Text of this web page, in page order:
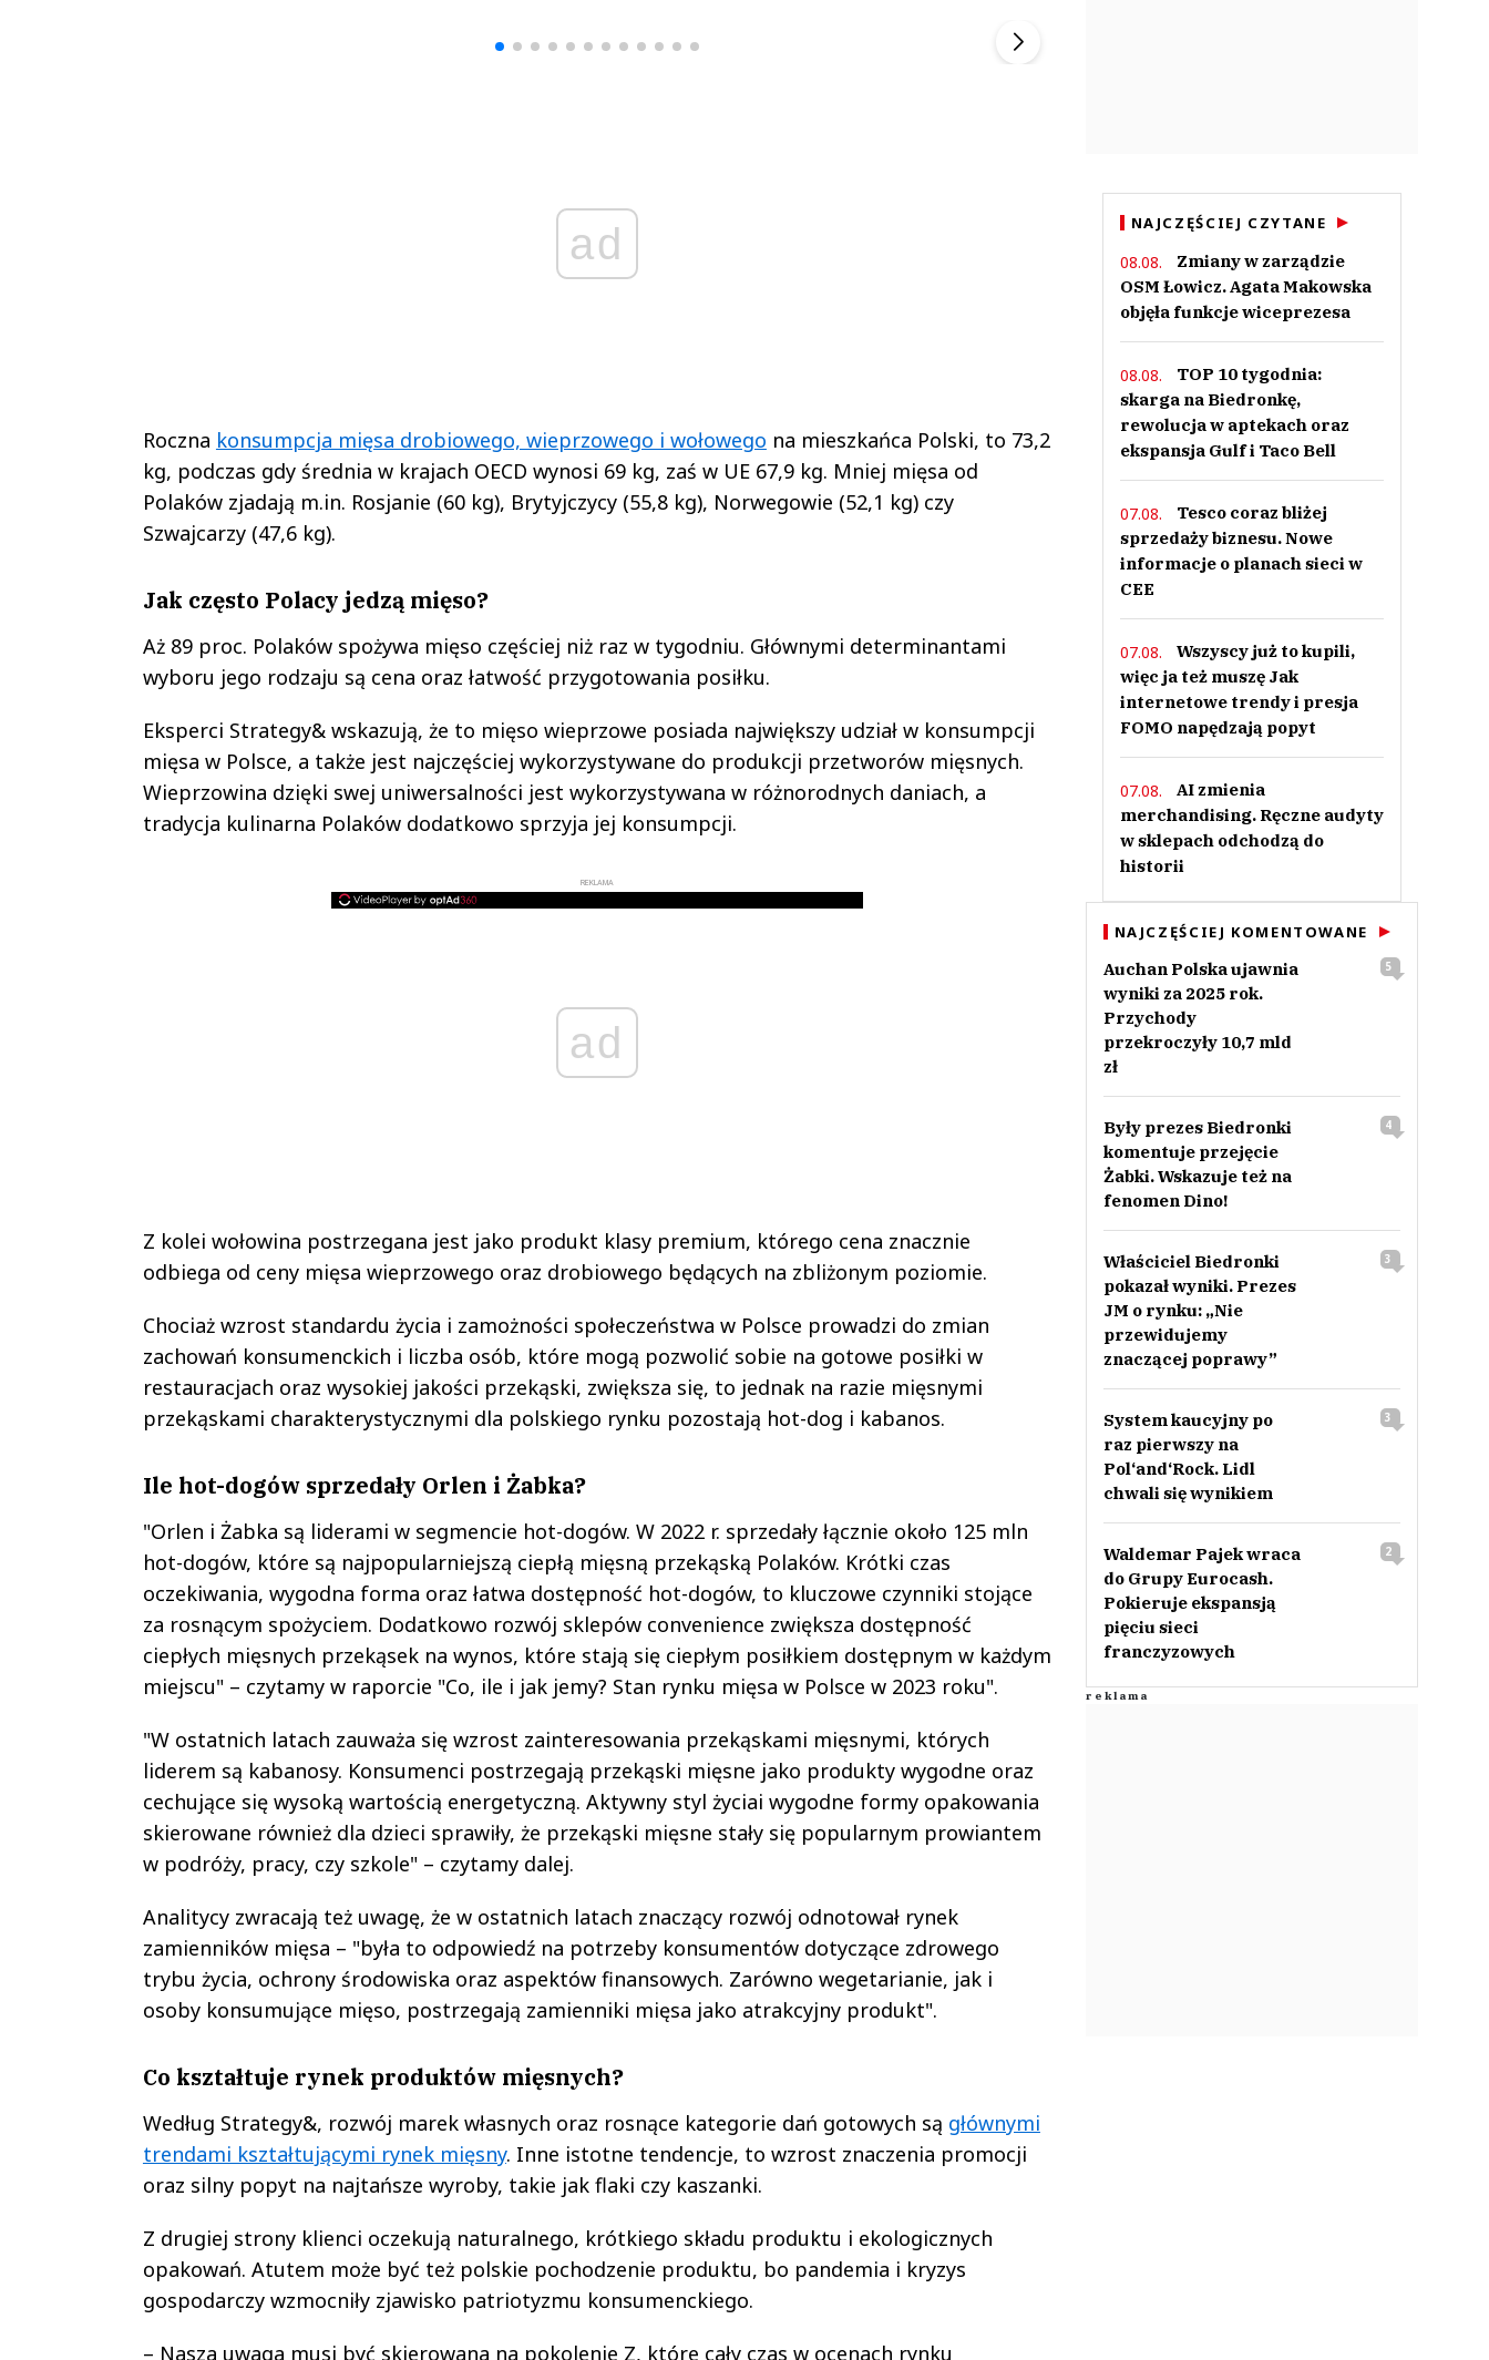
ad
Roczna konsumpcja mięsa drobiowego, wieprzowego i wołowego na mieszkańca Polski, to 73,2
kg, podczas gdy średnia w krajach OECD wynosi 69 kg, zaś w UE 67,9 kg. Mniej mięsa od
Polaków zjadają m.in. Rosjanie (60 kg), Brytyjczycy (55,8 kg), Norwegowie (52,1 kg) czy
Szwajcarzy (47,6 kg).
Jak często Polacy jedzą mięso?
Aż 89 proc. Polaków spożywa mięso częściej niż raz w tygodniu. Głównymi determinantami
wyboru jego rodzaju są cena oraz łatwość przygotowania posiłku.
Eksperci Strategy& wskazują, że to mięso wieprzowe posiada największy udział w konsumpcji
mięsa w Polsce, a także jest najczęściej wykorzystywane do produkcji przetworów mięsnych.
Wieprzowina dzięki swej uniwersalności jest wykorzystywana w różnorodnych daniach, a
tradycja kulinarna Polaków dodatkowo sprzyja jej konsumpcji.
REKLAMA
ad
Z kolei wołowina postrzegana jest jako produkt klasy premium, którego cena znacznie
odbiega od ceny mięsa wieprzowego oraz drobiowego będących na zbliżonym poziomie.
Chociaż wzrost standardu życia i zamożności społeczeństwa w Polsce prowadzi do zmian
zachowań konsumenckich i liczba osób, które mogą pozwolić sobie na gotowe posiłki w
restauracjach oraz wysokiej jakości przekąski, zwiększa się, to jednak na razie mięsnymi
przekąskami charakterystycznymi dla polskiego rynku pozostają hot-dog i kabanos.
Ile hot-dogów sprzedały Orlen i Żabka?
"Orlen i Żabka są liderami w segmencie hot-dogów. W 2022 r. sprzedały łącznie około 125 mln
hot-dogów, które są najpopularniejszą ciepłą mięsną przekąską Polaków. Krótki czas
oczekiwania, wygodna forma oraz łatwa dostępność hot-dogów, to kluczowe czynniki stojące
za rosnącym spożyciem. Dodatkowo rozwój sklepów convenience zwiększa dostępność
ciepłych mięsnych przekąsek na wynos, które stają się ciepłym posiłkiem dostępnym w każdym
miejscu" – czytamy w raporcie "Co, ile i jak jemy? Stan rynku mięsa w Polsce w 2023 roku".
"W ostatnich latach zauważa się wzrost zainteresowania przekąskami mięsnymi, których
liderem są kabanosy. Konsumenci postrzegają przekąski mięsne jako produkty wygodne oraz
cechujące się wysoką wartością energetyczną. Aktywny styl życiai wygodne formy opakowania
skierowane również dla dzieci sprawiły, że przekąski mięsne stały się popularnym prowiantem
w podróży, pracy, czy szkole" – czytamy dalej.
Analitycy zwracają też uwagę, że w ostatnich latach znaczący rozwój odnotował rynek
zamienników mięsa – "była to odpowiedź na potrzeby konsumentów dotyczące zdrowego
trybu życia, ochrony środowiska oraz aspektów finansowych. Zarówno wegetarianie, jak i
osoby konsumujące mięso, postrzegają zamienniki mięsa jako atrakcyjny produkt".
Co kształtuje rynek produktów mięsnych?
Według Strategy&, rozwój marek własnych oraz rosnące kategorie dań gotowych są głównymi
trendami kształtującymi rynek mięsny. Inne istotne tendencje, to wzrost znaczenia promocji
oraz silny popyt na najtańsze wyroby, takie jak flaki czy kaszanki.
Z drugiej strony klienci oczekują naturalnego, krótkiego składu produktu i ekologicznych
opakowań. Atutem może być też polskie pochodzenie produktu, bo pandemia i kryzys
gospodarczy wzmocniły zjawisko patriotyzmu konsumenckiego.
– Nasza uwaga musi być skierowana na pokolenie Z, które cały czas w ocenach rynku
NAJCZĘŚCIEJ CZYTANE
08.08.
Zmiany w zarządzie
OSM Łowicz. Agata Makowska
objęła funkcje wiceprezesa
08.08.
TOP 10 tygodnia:
skarga na Biedronkę,
rewolucja w aptekach oraz
ekspansja Gulf i Taco Bell
07.08.
Tesco coraz bliżej
sprzedaży biznesu. Nowe
informacje o planach sieci w
CEE
07.08.
Wszyscy już to kupili,
więc ja też muszę Jak
internetowe trendy i presja
FOMO napędzają popyt
07.08.
AI zmienia
merchandising. Ręczne audyty
w sklepach odchodzą do
historii
NAJCZĘŚCIEJ KOMENTOWANE
Auchan Polska ujawnia
wyniki za 2025 rok.
Przychody
przekroczyły 10,7 mld
zł
5
Były prezes Biedronki
komentuje przejęcie
Żabki. Wskazuje też na
fenomen Dino!
4
Właściciel Biedronki
pokazał wyniki. Prezes
JM o rynku: „Nie
przewidujemy
znaczącej poprawy”
3
System kaucyjny po
raz pierwszy na
Pol‘and‘Rock. Lidl
chwali się wynikiem
3
Waldemar Pajek wraca
do Grupy Eurocash.
Pokieruje ekspansją
pięciu sieci
franczyzowych
2